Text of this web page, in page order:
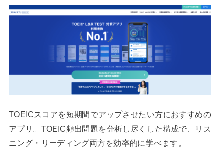
TOEICスコアを短期間でアップさせたい方におすすめの
アプリ。TOEIC頻出問題を分析し尽くした構成で、リス
ニング・リーディング両方を効率的に学べます。